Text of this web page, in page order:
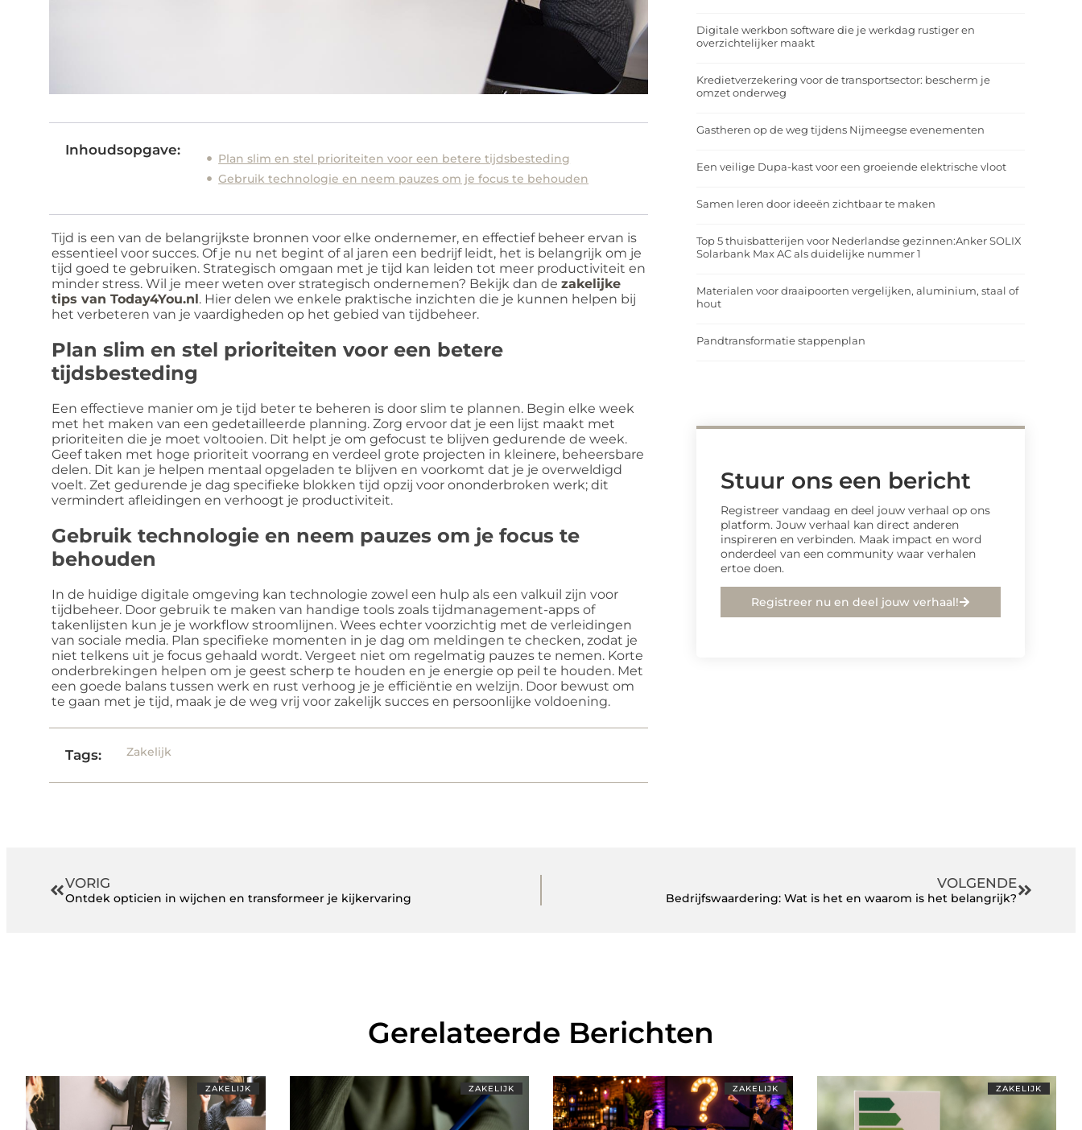
Inhoudsopgave:
Plan slim en stel prioriteiten voor een betere tijdsbesteding
Gebruik technologie en neem pauzes om je focus te behouden
Tijd is een van de belangrijkste bronnen voor elke ondernemer, en effectief beheer ervan is
essentieel voor succes. Of je nu net begint of al jaren een bedrijf leidt, het is belangrijk om je
tijd goed te gebruiken. Strategisch omgaan met je tijd kan leiden tot meer productiviteit en
minder stress. Wil je meer weten over strategisch ondernemen? Bekijk dan dezakelijke
tips van Today4You.nl. Hier delen we enkele praktische inzichten die je kunnen helpen bij
het verbeteren van je vaardigheden op het gebied van tijdbeheer.
Plan slim en stel prioriteiten voor een betere
tijdsbesteding
Een effectieve manier om je tijd beter te beheren is door slim te plannen. Begin elke week
met het maken van een gedetailleerde planning. Zorg ervoor dat je een lijst maakt met
prioriteiten die je moet voltooien. Dit helpt je om gefocust te blijven gedurende de week.
Geef taken met hoge prioriteit voorrang en verdeel grote projecten in kleinere, beheersbare
delen. Dit kan je helpen mentaal opgeladen te blijven en voorkomt dat je je overweldigd
voelt. Zet gedurende je dag specifieke blokken tijd opzij voor ononderbroken werk; dit
vermindert afleidingen en verhoogt je productiviteit.
Gebruik technologie en neem pauzes om je focus te
behouden
In de huidige digitale omgeving kan technologie zowel een hulp als een valkuil zijn voor
tijdbeheer. Door gebruik te maken van handige tools zoals tijdmanagement-apps of
takenlijsten kun je je workflow stroomlijnen. Wees echter voorzichtig met de verleidingen
van sociale media. Plan specifieke momenten in je dag om meldingen te checken, zodat je
niet telkens uit je focus gehaald wordt. Vergeet niet om regelmatig pauzes te nemen. Korte
onderbrekingen helpen om je geest scherp te houden en je energie op peil te houden. Met
een goede balans tussen werk en rust verhoog je je efficiëntie en welzijn. Door bewust om
te gaan met je tijd, maak je de weg vrij voor zakelijk succes en persoonlijke voldoening.
Tags: Zakelijk
Digitale werkbon software die je werkdag rustiger en
overzichtelijker maakt
Kredietverzekering voor de transportsector: bescherm je
omzet onderweg
Gastheren op de weg tijdens Nijmeegse evenementen
Een veilige Dupa-kast voor een groeiende elektrische vloot
Samen leren door ideeën zichtbaar te maken
Top 5 thuisbatterijen voor Nederlandse gezinnen:Anker SOLIX
Solarbank Max AC als duidelijke nummer 1
Materialen voor draaipoorten vergelijken, aluminium, staal of
hout
Pandtransformatie stappenplan
Stuur ons een bericht
Registreer vandaag en deel jouw verhaal op ons
platform. Jouw verhaal kan direct anderen
inspireren en verbinden. Maak impact en word
onderdeel van een community waar verhalen
ertoe doen.
Registreer nu en deel jouw verhaal!
VORIG
Ontdek opticien in wijchen en transformeer je kijkervaring
VOLGENDE
Bedrijfswaardering: Wat is het en waarom is het belangrijk?
Gerelateerde Berichten
ZAKELIJK ZAKELIJK ZAKELIJK ZAKELIJK